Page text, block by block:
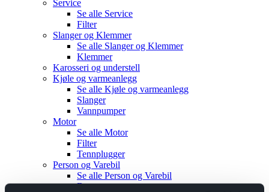
Service
Se alle Service
Filter
Slanger og Klemmer
Se alle Slanger og Klemmer
Klemmer
Karosseri og understell
Kjøle og varmeanlegg
Se alle Kjøle og varmeanlegg
Slanger
Vannpumper
Motor
Se alle Motor
Filter
Tennplugger
Person og Varebil
Se alle Person og Varebil
Brems